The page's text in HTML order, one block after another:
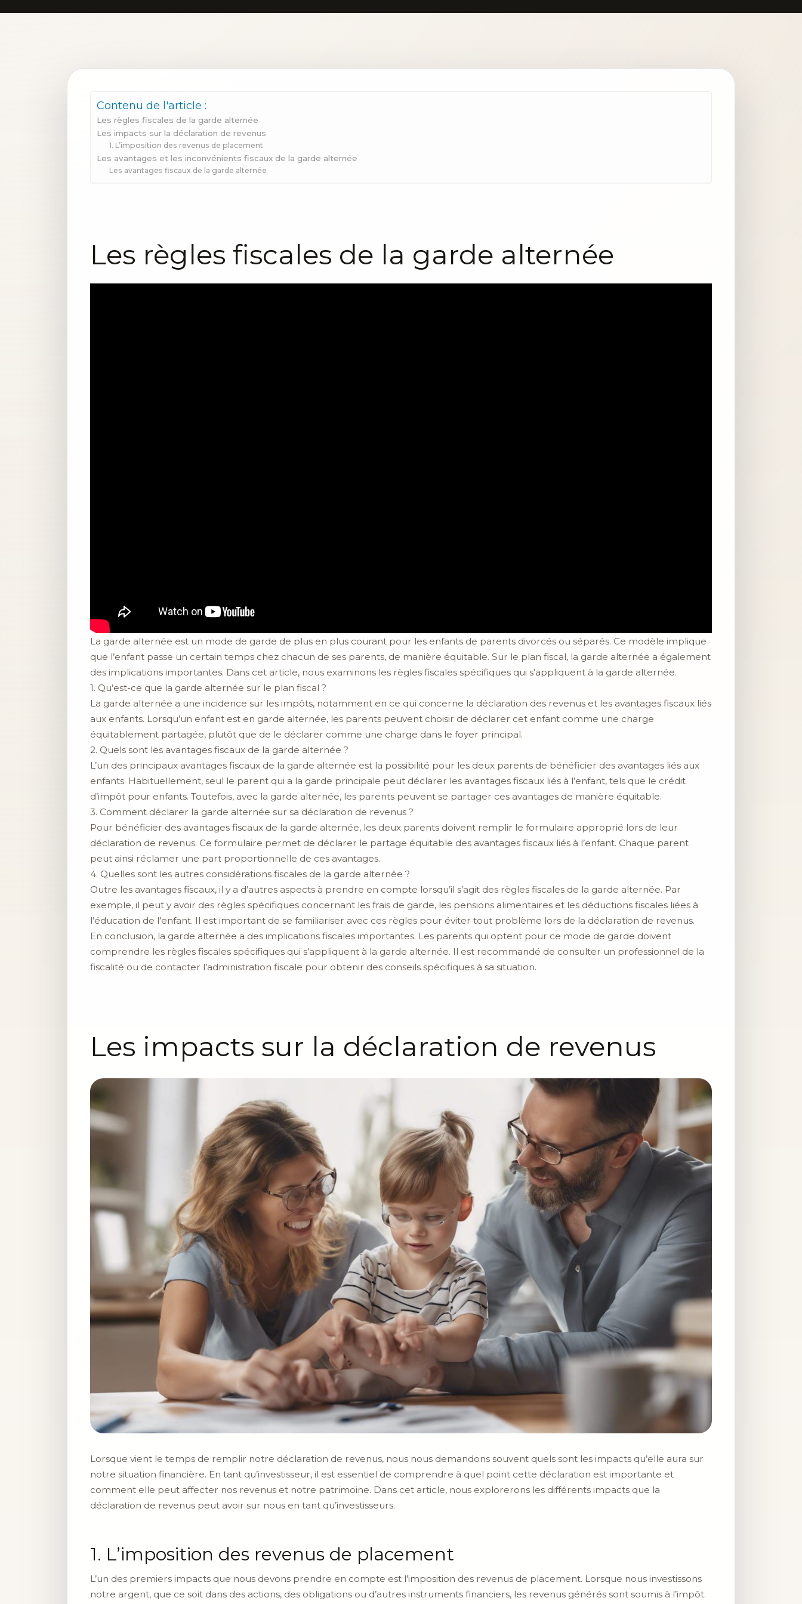
Contenu de l'article :
Les règles fiscales de la garde alternée
Les impacts sur la déclaration de revenus
1. L’imposition des revenus de placement
Les avantages et les inconvénients fiscaux de la garde alternée
Les avantages fiscaux de la garde alternée
Les règles fiscales de la garde alternée
La garde alternée est un mode de garde de plus en plus courant pour les enfants de parents divorcés ou séparés. Ce modèle implique
que l’enfant passe un certain temps chez chacun de ses parents, de manière équitable. Sur le plan fiscal, la garde alternée a également
des implications importantes. Dans cet article, nous examinons les règles fiscales spécifiques qui s’appliquent à la garde alternée.
1. Qu’est-ce que la garde alternée sur le plan fiscal ?
La garde alternée a une incidence sur les impôts, notamment en ce qui concerne la déclaration des revenus et les avantages fiscaux liés
aux enfants. Lorsqu’un enfant est en garde alternée, les parents peuvent choisir de déclarer cet enfant comme une charge
équitablement partagée, plutôt que de le déclarer comme une charge dans le foyer principal.
2. Quels sont les avantages fiscaux de la garde alternée ?
L’un des principaux avantages fiscaux de la garde alternée est la possibilité pour les deux parents de bénéficier des avantages liés aux
enfants. Habituellement, seul le parent qui a la garde principale peut déclarer les avantages fiscaux liés à l’enfant, tels que le crédit
d’impôt pour enfants. Toutefois, avec la garde alternée, les parents peuvent se partager ces avantages de manière équitable.
3. Comment déclarer la garde alternée sur sa déclaration de revenus ?
Pour bénéficier des avantages fiscaux de la garde alternée, les deux parents doivent remplir le formulaire approprié lors de leur
déclaration de revenus. Ce formulaire permet de déclarer le partage équitable des avantages fiscaux liés à l’enfant. Chaque parent
peut ainsi réclamer une part proportionnelle de ces avantages.
4. Quelles sont les autres considérations fiscales de la garde alternée ?
Outre les avantages fiscaux, il y a d’autres aspects à prendre en compte lorsqu’il s’agit des règles fiscales de la garde alternée. Par
exemple, il peut y avoir des règles spécifiques concernant les frais de garde, les pensions alimentaires et les déductions fiscales liées à
l’éducation de l’enfant. Il est important de se familiariser avec ces règles pour éviter tout problème lors de la déclaration de revenus.
En conclusion, la garde alternée a des implications fiscales importantes. Les parents qui optent pour ce mode de garde doivent
comprendre les règles fiscales spécifiques qui s’appliquent à la garde alternée. Il est recommandé de consulter un professionnel de la
fiscalité ou de contacter l’administration fiscale pour obtenir des conseils spécifiques à sa situation.
Les impacts sur la déclaration de revenus
Lorsque vient le temps de remplir notre déclaration de revenus, nous nous demandons souvent quels sont les impacts qu’elle aura sur
notre situation financière. En tant qu’investisseur, il est essentiel de comprendre à quel point cette déclaration est importante et
comment elle peut affecter nos revenus et notre patrimoine. Dans cet article, nous explorerons les différents impacts que la
déclaration de revenus peut avoir sur nous en tant qu’investisseurs.
1. L’imposition des revenus de placement
L’un des premiers impacts que nous devons prendre en compte est l’imposition des revenus de placement. Lorsque nous investissons
notre argent, que ce soit dans des actions, des obligations ou d’autres instruments financiers, les revenus générés sont soumis à l’impôt.